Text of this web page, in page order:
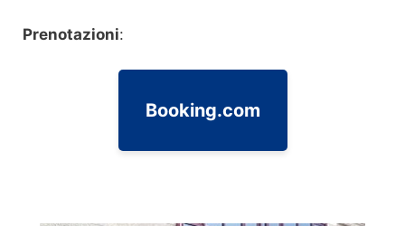
Prenotazioni:
Booking.com